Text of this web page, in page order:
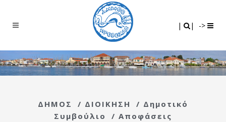
| | ->
ΔΗΜΟΣ / ΔΙΟΙΚΗΣΗ / Δημοτικό
Συμβούλιο
/ Αποφάσεις